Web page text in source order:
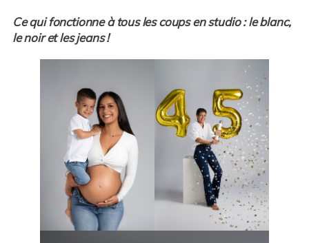
Ce qui fonctionne à tous les coups en studio : le blanc,
le noir et les jeans !